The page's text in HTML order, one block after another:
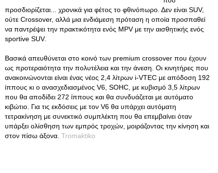
προσδιορίζεται... χρονικά για φέτος το φθινόπωρο. Δεν είναι SUV,
ούτε Crossover, αλλά μια ενδιάμεση πρόταση η οποία προσπαθεί
να παντρέψει την πρακτικότητα ενός MPV με την αισθητικής ενός
sportive SUV.
Βασικά απευθύνεται στο κοινό των premium crossover που έχουν
ως προτεραιότητα την πολυτέλεια και την άνεση. Οι κινητήρες που
ανακοινώνονται είναι ένας νέος 2,4 λίτρων i-VTEC με απόδοση 192
ίππους κι ο ανασχεδιασμένος V6, SOHC, με κυβισμό 3,5 λίτρων
που θα αποδίδει 272 ίππους και θα συνδυάζεται με αυτόματο
κιβώτιο. Για τις εκδόσεις με τον V6 θα υπάρχει αυτόματη
τετρακίνηση με συνεκτικό συμπλέκτη που θα επεμβαίνει όταν
υπάρξει ολίσθηση των εμπρός τροχών, μοιράζοντας την κίνηση και
στον πίσω άξονα. Tromaktiko